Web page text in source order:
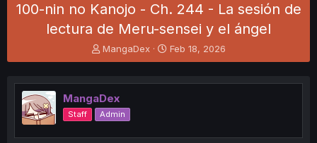
100-nin no Kanojo - Ch. 244 - La sesión de
lectura de Meru-sensei y el ángel
T
h
e
a
d
s
t
MangaDex
S
t
r
t
Feb 18, 2026
MangaDex
Staff Admin